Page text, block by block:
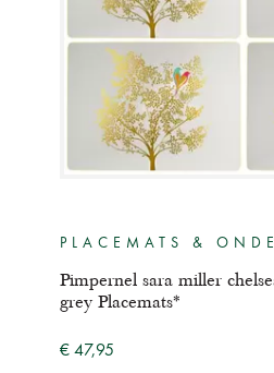
PLACEMATS &
Pimpernel sara miller
grey Placemats*
€ 47,95